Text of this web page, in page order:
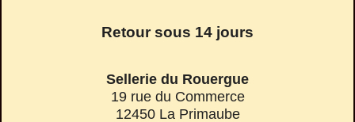
Retour sous 14 jours
Sellerie du Rouergue
19 rue du Commerce
12450 La Primaube